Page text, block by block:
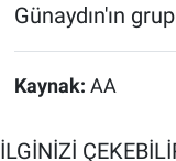
Günaydın'ın
Kaynak: AA